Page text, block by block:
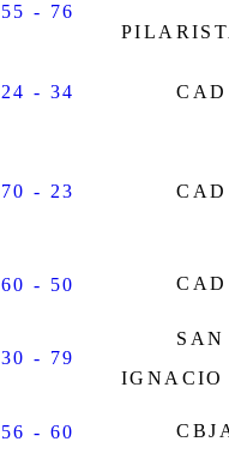
55 - 76
24 - 34
70 - 23
60 - 50
30 - 79
SAN
IGNACIO
56 - 60